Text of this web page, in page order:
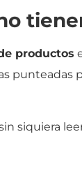
productos
punteadas
siquiera